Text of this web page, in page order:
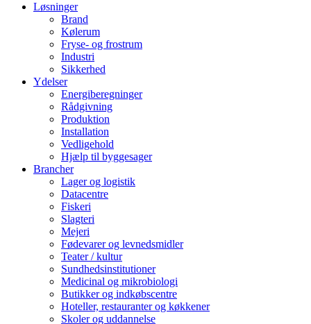
Løsninger
Brand
Kølerum
Fryse- og frostrum
Industri
Sikkerhed
Ydelser
Energiberegninger
Rådgivning
Produktion
Installation
Vedligehold
Hjælp til byggesager
Brancher
Lager og logistik
Datacentre
Fiskeri
Slagteri
Mejeri
Fødevarer og levnedsmidler
Teater / kultur
Sundhedsinstitutioner
Medicinal og mikrobiologi
Butikker og indkøbscentre
Hoteller, restauranter og køkkener
Skoler og uddannelse